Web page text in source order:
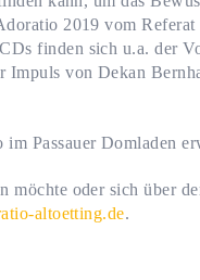
2019 vom
finden sich u.a. der
Impuls von Dekan
Passauer Domladen
möchte oder sich über
altoetting.de.